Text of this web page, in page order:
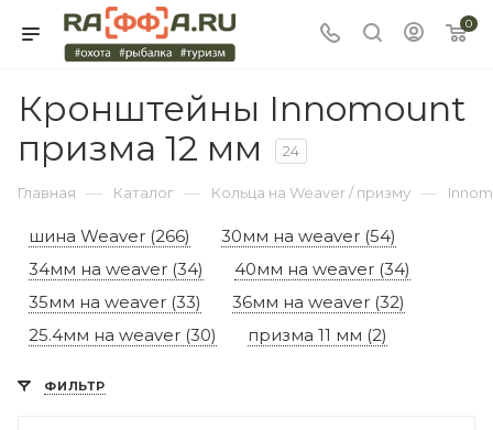
0
Кронштейны Innomount
призма 12 мм
24
Главная — Каталог — Кольца на Weaver / призму —
шина Weaver (266)
30мм на weaver (54)
34мм на weaver (34)
40мм на weaver (34)
35мм на weaver (33)
36мм на weaver (32)
25.4мм на weaver (30)
призма 11 мм (2)
ФИЛЬТР